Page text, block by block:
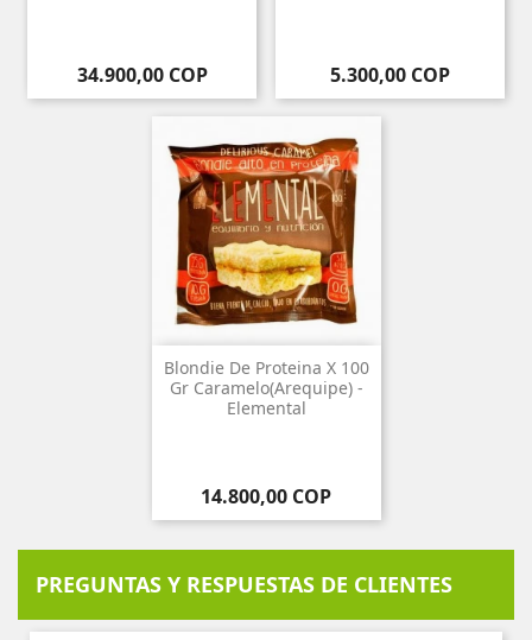
Precio
34.900,00 COP Precio
5.300,00 COP
Blondie De Proteina X 100
Gr Caramelo(Arequipe) -
Elemental
Precio
14.800,00 COP
PREGUNTAS Y RESPUESTAS DE CLIENTES